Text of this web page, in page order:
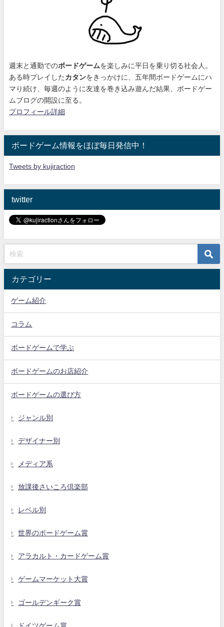
週末と通勤でのボードゲームを楽しみに平日を乗り切る社会人。
ある時プレイした カタンをきっかけに、 五年間ボードゲームにハ
マり続け 、毎週のように友達を巻き込み遊んだ結果、ボードゲー
ムブログの開設に至る。
プロフィール詳細
ボードゲーム情報をほぼ毎日発信中！
Tweets by kujiraction
twitter
カテゴリー
ゲーム紹介
コラム
ボードゲームで学ぶ
ボードゲームのお店紹介
ボードゲームの選び方
ジャンル別
デザイナー別
メディア系
放課後さいころ倶楽部
レベル別
世界のボードゲーム賞
アラカルト・カードゲーム賞
ゲームマーケット大賞
ゴールデンギーク賞
ドイツゲーム賞